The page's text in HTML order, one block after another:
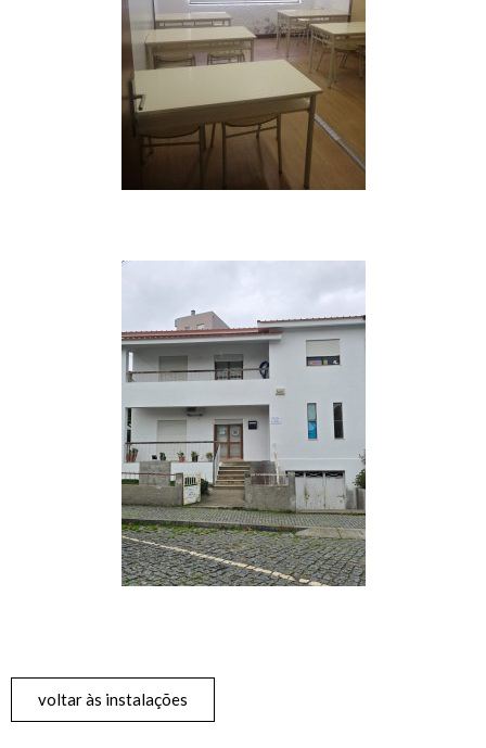
voltar às instalações